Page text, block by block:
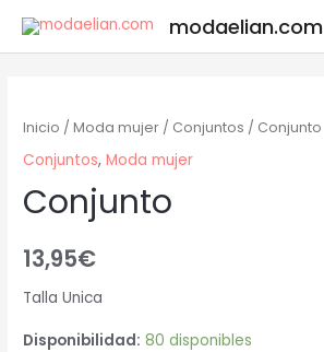
modaelian.com
Inicio /Moda mujer / Conjuntos / Conjunto
Conjuntos,Moda mujer
Conjunto
13,95€
Talla Unica
Disponibilidad: 80 disponibles